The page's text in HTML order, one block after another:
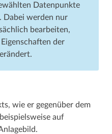
Datenpunkte
Dabei werden nur
bearbeiten,
der
wie er gegenüber dem
auf